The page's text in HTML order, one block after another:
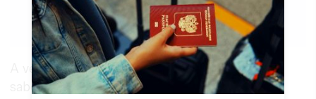
Facebook
X WhatsApp
Copy
Link
Guardar 0
A veces nos enredamos nosotros mismos. No
sabemos qué hacer.